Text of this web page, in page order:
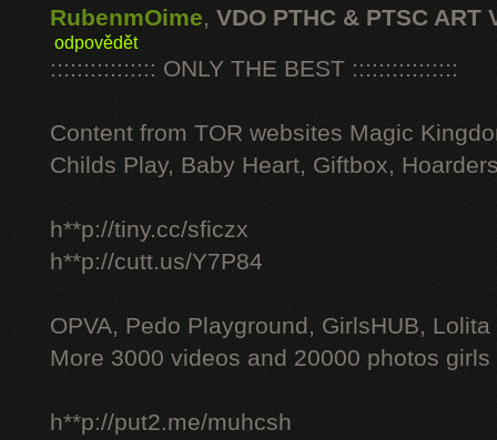
RubenmOime, VDO PTHC & PTSC ART
odpovědět
:::::::::::::::: ONLY THE BEST ::::::::::::::::
Content from TOR websites Magic
Childs Play, Baby Heart, Giftbox,
h**p://tiny.cc/sficzx
h**p://cutt.us/Y7P84
OPVA, Pedo Playground, GirlsHUB, Lolita
More 3000 videos and 20000 photos
h**p://put2.me/muhcsh